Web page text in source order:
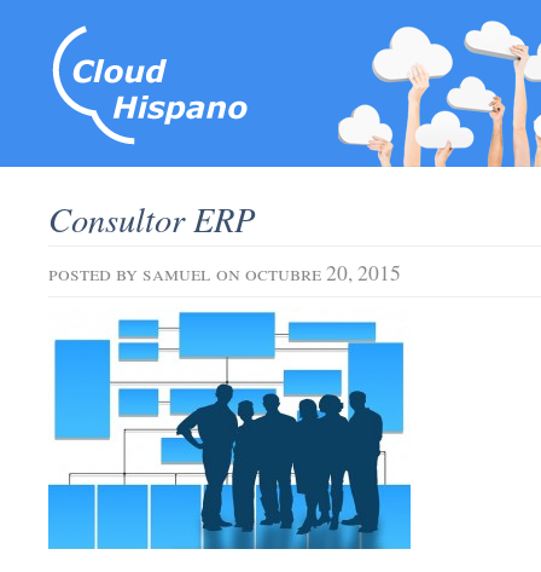
Consultor ERP
posted by samuel on octubre 20, 2015